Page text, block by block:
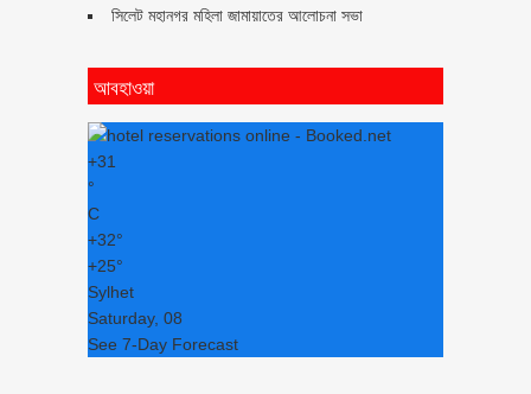
সিলেট মহানগর মহিলা জামায়াতের আলোচনা সভা
আবহাওয়া
+31
°
C
+32°
+25°
Sylhet
Saturday, 08
See 7-Day Forecast